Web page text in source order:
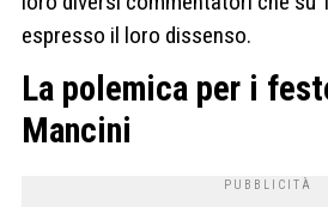
espresso il loro dissenso.
La polemica per i
Mancini